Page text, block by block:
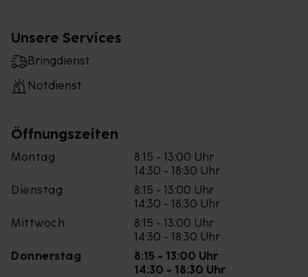
Unsere Services
Bringdienst
Notdienst
Öffnungszeiten
Montag
8:15 - 13:00 Uhr
14:30 - 18:30 Uhr
Dienstag
8:15 - 13:00 Uhr
14:30 - 18:30 Uhr
Mittwoch
8:15 - 13:00 Uhr
14:30 - 18:30 Uhr
Donnerstag
8:15 - 13:00 Uhr
14:30 - 18:30 Uhr